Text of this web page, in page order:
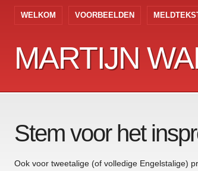
WELKOM VOORBEELDEN
MARTIJN
MARTIJN
Stem voor het
Ook voor tweetalige (of volledige Engelstalige)